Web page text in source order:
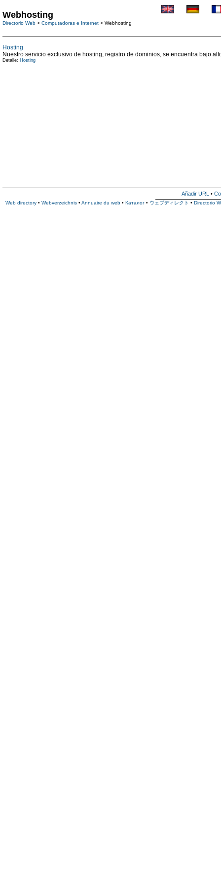
Webhosting
Directorio Web > Computadoras e Internet > Webhosting
Hosting
Nuestro servicio exclusivo de hosting, registro de dominios, se encuentra bajo
Detalle: Hosting
Añadir URL •
Web directory • Webverzeichnis • Annuaire du web • Каталог • ウェブディレクト • Directorio